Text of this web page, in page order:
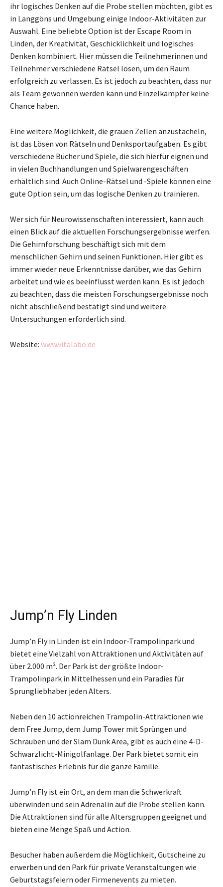
ihr logisches Denken auf die Probe stellen möchten, gibt es
in Langgöns und Umgebung einige Indoor-Aktivitäten zur
Auswahl. Eine beliebte Option ist der Escape Room in
Linden, der Kreativität, Geschicklichkeit und logisches
Denken kombiniert. Hier müssen die Teilnehmerinnen und
Teilnehmer verschiedene Rätsel lösen, um den Raum
erfolgreich zu verlassen. Es ist jedoch zu beachten, dass nur
als Team gewonnen werden kann und Einzelkämpfer keine
Chance haben.
Eine weitere Möglichkeit, die grauen Zellen anzustacheln,
ist das Lösen von Rätseln und Denksportaufgaben. Es gibt
verschiedene Bücher und Spiele, die sich hierfür eignen und
in vielen Buchhandlungen und Spielwarengeschäften
erhältlich sind. Auch Online-Rätsel und -Spiele können eine
gute Option sein, um das logische Denken zu trainieren.
Wer sich für Neurowissenschaften interessiert, kann auch
einen Blick auf die aktuellen Forschungsergebnisse werfen.
Die Gehirnforschung beschäftigt sich mit dem
menschlichen Gehirn und seinen Funktionen. Hier gibt es
immer wieder neue Erkenntnisse darüber, wie das Gehirn
arbeitet und wie es beeinflusst werden kann. Es ist jedoch
zu beachten, dass die meisten Forschungsergebnisse noch
nicht abschließend bestätigt sind und weitere
Untersuchungen erforderlich sind.
Website: www.vitalabo.de
Jump’n Fly Linden
Jump’n Fly in Linden ist ein Indoor-Trampolinpark und
bietet eine Vielzahl von Attraktionen und Aktivitäten auf
über 2.000 m². Der Park ist der größte Indoor-
Trampolinpark in Mittelhessen und ein Paradies für
Sprungliebhaber jeden Alters.
Neben den 10 actionreichen Trampolin-Attraktionen wie
dem Free Jump, dem Jump Tower mit Sprüngen und
Schrauben und der Slam Dunk Area, gibt es auch eine 4-D-
Schwarzlicht-Minigolfanlage. Der Park bietet somit ein
fantastisches Erlebnis für die ganze Familie.
Jump’n Fly ist ein Ort, an dem man die Schwerkraft
überwinden und sein Adrenalin auf die Probe stellen kann.
Die Attraktionen sind für alle Altersgruppen geeignet und
bieten eine Menge Spaß und Action.
Besucher haben außerdem die Möglichkeit, Gutscheine zu
erwerben und den Park für private Veranstaltungen wie
Geburtstagsfeiern oder Firmenevents zu mieten.